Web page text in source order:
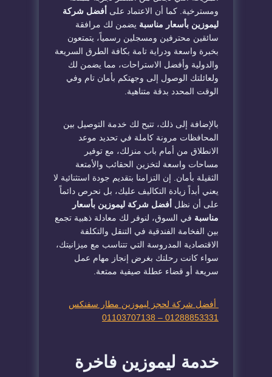
ومسترخية. كما أن الاعتماد على أفضل شركة
ليموزين بأسعار مناسبة يضمن لك مرافقة
سائقين محترفين ومسجلين رسمياً، يتمتعون
بخبرة واسعة ودراية تامة بكافة الطرق السريعة
والدولية وأفضل الاستراحات، مما يضمن لك
ولعائلتك الوصول إلى وجهتكم بأمان تام وفي
الوقت المحدد بدقة متناهية.
بالإضافة إلى ذلك، تتيح لك خدمة التوصيل بين
المحافظات مرونة كاملة في تحديد موعد
الانطلاق من أمام باب منزلك، مع توفير
مساحات واسعة لتخزين الحقائب والأمتعة
الثقيلة بأمان. إن التزامنا بتقديم جودة استثنائية لا
يعني أبداً زيادة التكاليف عليك، بل نحرص دائماً
على أن نظل أفضل شركة ليموزين بأسعار
مناسبة في السوق، لنوفر لك معادلة ذهبية تجمع
بين الفخامة الفندقية في التنقل والتكلفة
الاقتصادية المدروسة التي تتناسب مع ميزانيتك،
سواء كانت رحلتك بغرض إنجاز مهام عمل
سريعة أو قضاء عطلة صيفية ممتعة.
أفضل شركة لحجز ليموزين مطار سفنكس
01288853331 – 01103707138
خدمة ليموزين فاخرة